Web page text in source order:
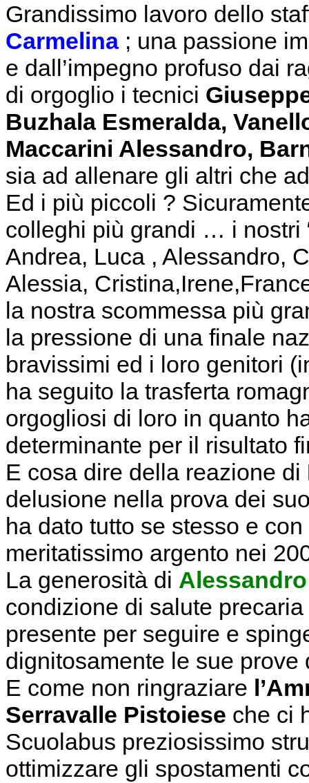
Grandissimo lavoro dello
Carmelina ; una passione
e dall’impegno profuso dai
di orgoglio i tecnici
Buzhala Esmeralda,
Maccarini Alessandro,
sia ad allenare gli altri che
Ed i più piccoli ?
colleghi più grandi … i nostri
Andrea, Luca , Alessandro,
Alessia,
la nostra scommessa più
la pressione di una finale
bravissimi ed i loro genitori
ha seguito la trasferta
orgogliosi di loro in quanto
determinante per il risultato
E cosa dire della reazione di
delusione nella prova dei
ha dato tutto se stesso e
meritatissimo argento nei
La generosità di
condizione di salute
presente per seguire e
dignitosamente le sue
E come non ringraziare
Serravalle Pistoiese che ci
Scuolabus preziosissimo
ottimizzare gli spostamenti